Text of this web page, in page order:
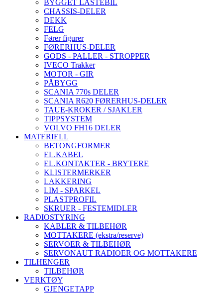
BYGGET LASTEBIL
CHASSIS-DELER
DEKK
FELG
Fører figurer
FØRERHUS-DELER
GODS - PALLER - STROPPER
IVECO Trakker
MOTOR - GIR
PÅBYGG
SCANIA 770s DELER
SCANIA R620 FØRERHUS-DELER
TAUE-KROKER / SJAKLER
TIPPSYSTEM
VOLVO FH16 DELER
MATERIELL
BETONGFORMER
EL.KABEL
EL.KONTAKTER - BRYTERE
KLISTERMERKER
LAKKERING
LIM - SPARKEL
PLASTPROFIL
SKRUER - FESTEMIDLER
RADIOSTYRING
KABLER & TILBEHØR
MOTTAKERE (ekstra/reserve)
SERVOER & TILBEHØR
SERVONAUT RADIOER OG MOTTAKERE
TILHENGER
TILBEHØR
VERKTØY
GJENGETAPP